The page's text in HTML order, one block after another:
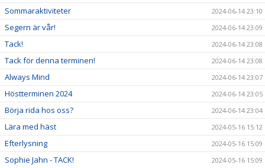
Sommaraktiviteter 2024-06-14 23:10
Segern är vår! 2024-06-14 23:09
Tack! 2024-06-14 23:08
Tack för denna terminen! 2024-06-14 23:08
Always Mind 2024-06-14 23:07
Höstterminen 2024 2024-06-14 23:05
Börja rida hos oss? 2024-06-14 23:04
Lära med häst 2024-05-16 15:12
Efterlysning 2024-05-16 15:09
Sophie Jahn - TACK! 2024-05-16 15:09